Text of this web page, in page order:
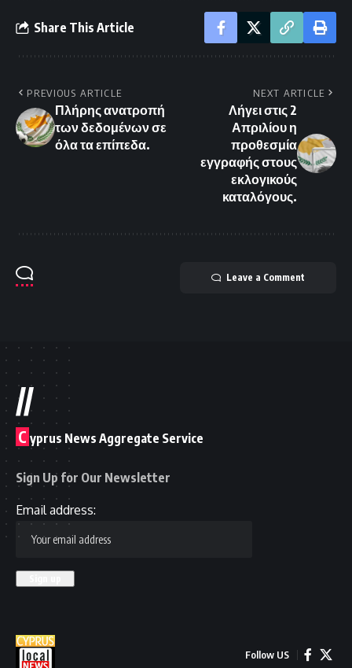
Share This Article
PREVIOUS ARTICLE
Πλήρης ανατροπή
των δεδομένων σε
όλα τα επίπεδα.
NEXT ARTICLE
Λήγει στις 2
Απριλίου η
προθεσμία
εγγραφής στους
εκλογικούς
καταλόγους.
Leave a Comment
//
C yprus News Aggregate Service
Sign Up for Our Newsletter
Email address:
Follow US